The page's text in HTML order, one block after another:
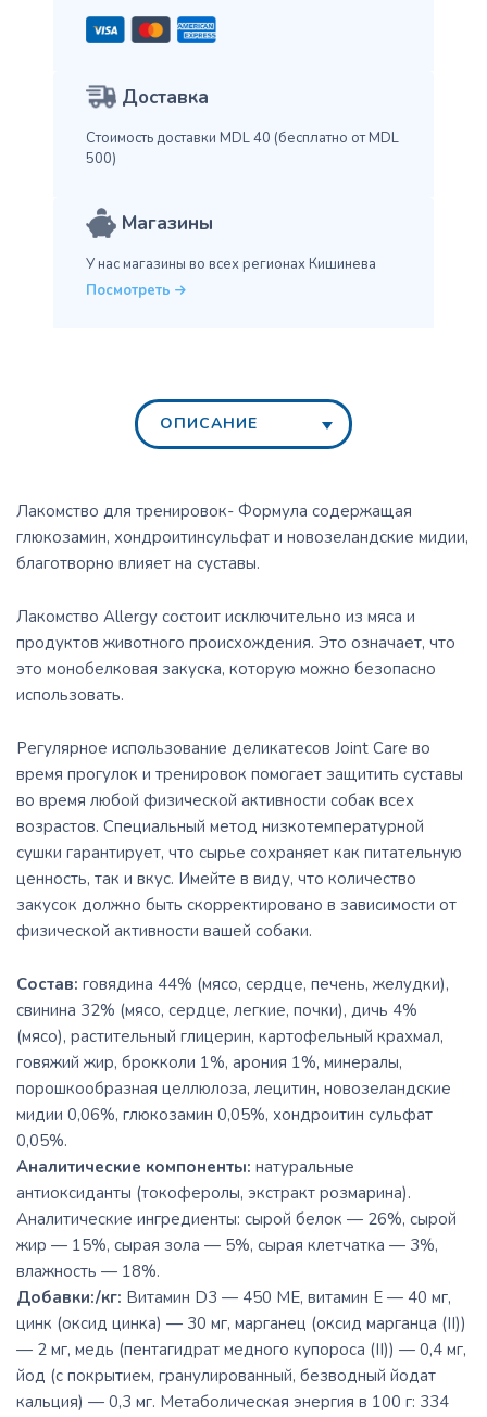
Доставка
Стоимость доставки MDL 40 (бесплатно от MDL
500)
Магазины
У нас магазины во всех регионах Кишинева
Посмотреть
ОПИСАНИЕ
Лакомство для тренировок- Формула содержащая
глюкозамин, хондроитинсульфат и новозеландские мидии,
благотворно влияет на суставы.
Лакомство Allergy состоит исключительно из мяса и
продуктов животного происхождения. Это означает, что
это монобелковая закуска, которую можно безопасно
использовать.
Регулярное использование деликатесов Joint Care во
время прогулок и тренировок помогает защитить суставы
во время любой физической активности собак всех
возрастов. Специальный метод низкотемпературной
сушки гарантирует, что сырье сохраняет как питательную
ценность, так и вкус. Имейте в виду, что количество
закусок должно быть скорректировано в зависимости от
физической активности вашей собаки.
Состав: говядина 44% (мясо, сердце, печень, желудки),
свинина 32% (мясо, сердце, легкие, почки), дичь 4%
(мясо), растительный глицерин, картофельный крахмал,
говяжий жир, брокколи 1%, арония 1%, минералы,
порошкообразная целлюлоза, лецитин, новозеландские
мидии 0,06%, глюкозамин 0,05%, хондроитин сульфат
0,05%.
Аналитические компоненты: натуральные
антиоксиданты (токоферолы, экстракт розмарина).
Аналитические ингредиенты: сырой белок — 26%, сырой
жир — 15%, сырая зола — 5%, сырая клетчатка — 3%,
влажность — 18%.
Добавки:/кг: Витамин D3 — 450 МЕ, витамин Е — 40 мг,
цинк (оксид цинка) — 30 мг, марганец (оксид марганца (II))
— 2 мг, медь (пентагидрат медного купороса (II)) — 0,4 мг,
йод (с покрытием, гранулированный, безводный йодат
кальция) — 0,3 мг. Метаболическая энергия в 100 г: 334